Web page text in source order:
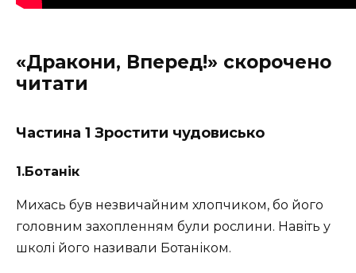
«Дракони, Вперед!» скорочено
читати
Частина 1 Зростити чудовисько
1.Ботанік
Михась був незвичайним хлопчиком, бо його
головним захопленням були рослини. Навіть у
школі його називали Ботаніком.